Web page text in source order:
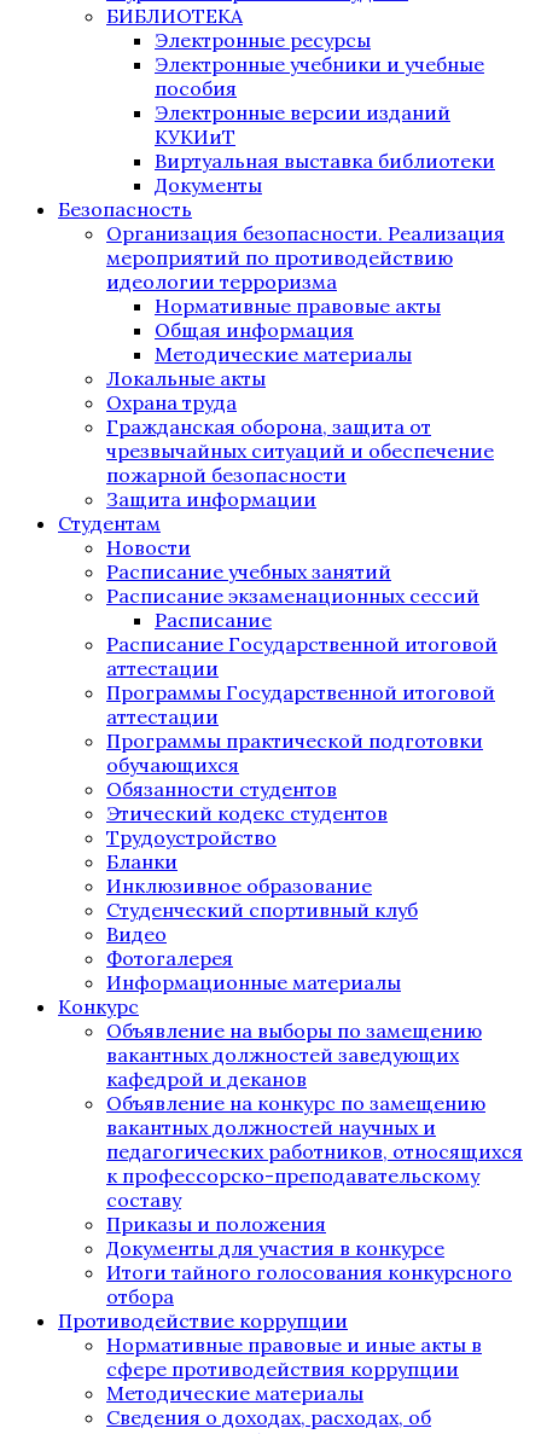
БИБЛИОТЕКА
Электронные ресурсы
Электронные учебники и учебные
пособия
Электронные версии изданий
КУКИиТ
Виртуальная выставка библиотеки
Документы
Безопасность
Организация безопасности. Реализация
мероприятий по противодействию
идеологии терроризма
Нормативные правовые акты
Общая информация
Методические материалы
Локальные акты
Охрана труда
Гражданская оборона, защита от
чрезвычайных ситуаций и обеспечение
пожарной безопасности
Защита информации
Студентам
Новости
Расписание учебных занятий
Расписание экзаменационных сессий
Расписание
Расписание Государственной итоговой
аттестации
Программы Государственной итоговой
аттестации
Программы практической подготовки
обучающихся
Обязанности студентов
Этический кодекс студентов
Трудоустройство
Бланки
Инклюзивное образование
Студенческий спортивный клуб
Видео
Фотогалерея
Информационные материалы
Конкурс
Объявление на выборы по замещению
вакантных должностей заведующих
кафедрой и деканов
Объявление на конкурс по замещению
вакантных должностей научных и
педагогических работников, относящихся
к профессорско-преподавательскому
составу
Приказы и положения
Документы для участия в конкурсе
Итоги тайного голосования конкурсного
отбора
Противодействие коррупции
Нормативные правовые и иные акты в
сфере противодействия коррупции
Методические материалы
Сведения о доходах, расходах, об